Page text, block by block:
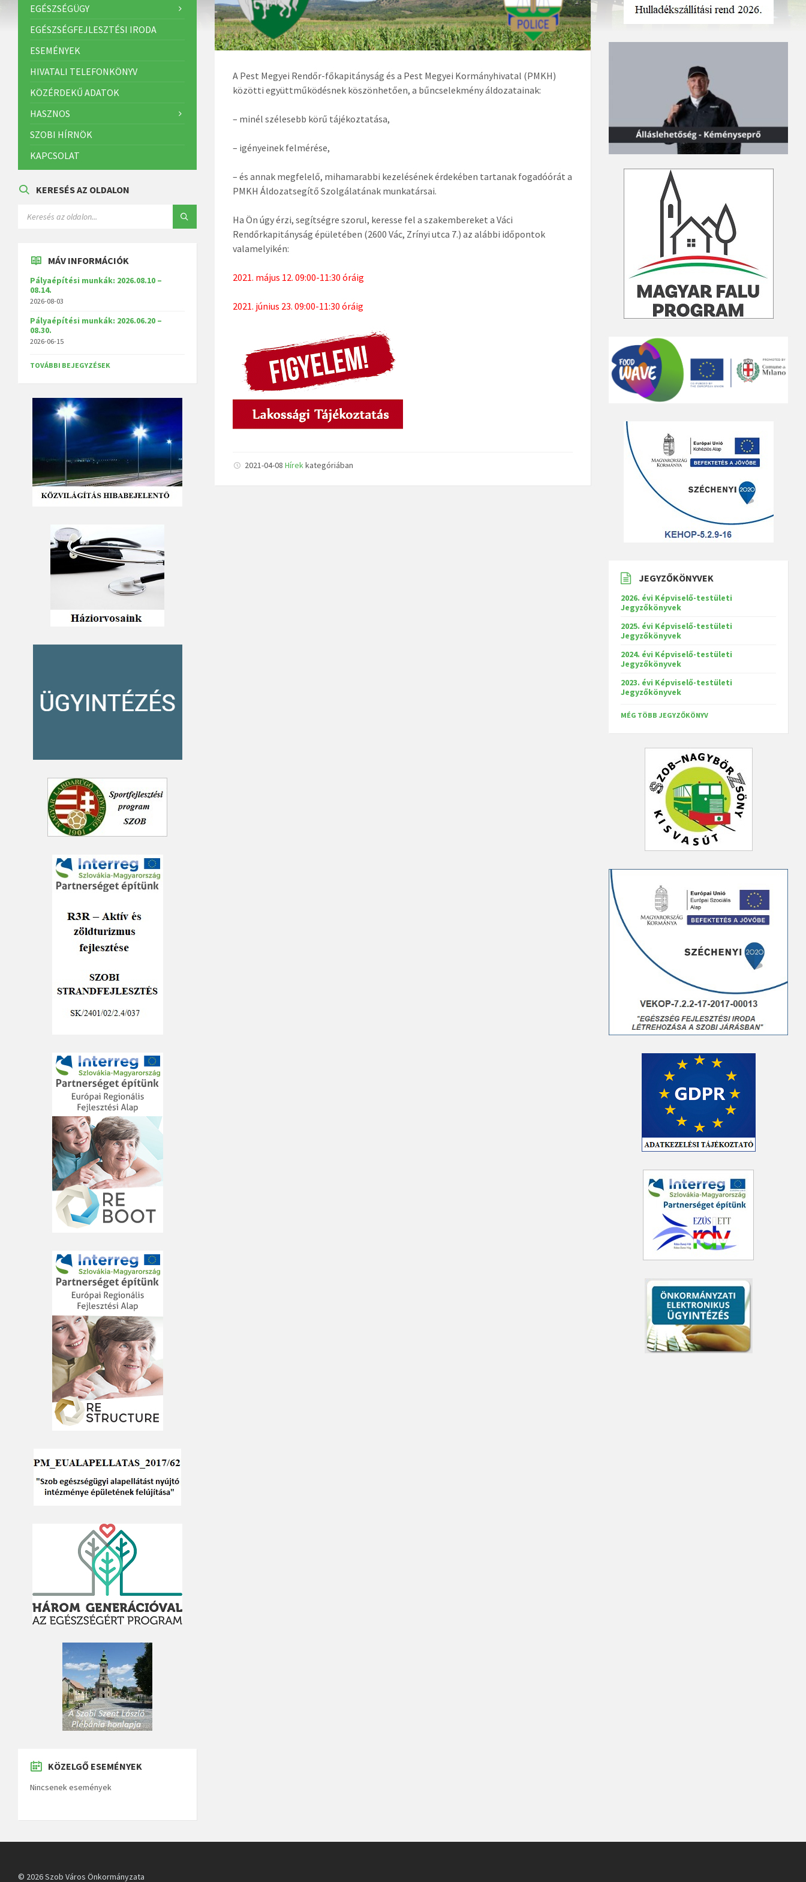
A Pest Megyei Rendőr-főkapitányság és a Pest Megyei Kormányhivatal (PMKH)
közötti együttműködésnek köszönhetően, a bűncselekmény áldozatainak:
– minél szélesebb körű tájékoztatása,
– igényeinek felmérése,
– és annak megfelelő, mihamarabbi kezelésének érdekében tartanak fogadóórát a
PMKH Áldozatsegítő Szolgálatának munkatársai.
Ha Ön úgy érzi, segítségre szorul, keresse fel a szakembereket a Váci
Rendőrkapitányság épületében (2600 Vác, Zrínyi utca 7.) az alábbi időpontok
valamelyikén:
2021. május 12. 09:00-11:30 óráig
2021. június 23. 09:00-11:30 óráig
2021-04-08Hírekkategóriában
EGÉSZSÉGÜGY
EGÉSZSÉGFEJLESZTÉSI IRODA
ESEMÉNYEK
HIVATALI TELEFONKÖNYV
KÖZÉRDEKŰ ADATOK
HASZNOS
SZOBI HÍRNÖK
KAPCSOLAT
KERESÉS AZ OLDALON
MÁV INFORMÁCIÓK
Pályaépítési munkák: 2026.08.10 –
08.14.
2026-08-03
Pályaépítési munkák: 2026.06.20 –
08.30.
2026-06-15
TOVÁBBI BEJEGYZÉSEK
KÖZELGŐ ESEMÉNYEK
Nincsenek események
JEGYZŐKÖNYVEK
2026. évi Képviselő-testületi
Jegyzőkönyvek
2025. évi Képviselő-testületi
Jegyzőkönyvek
2024. évi Képviselő-testületi
Jegyzőkönyvek
2023. évi Képviselő-testületi
Jegyzőkönyvek
MÉG TÖBB JEGYZŐKÖNYV
© 2026 Szob Város Önkormányzata